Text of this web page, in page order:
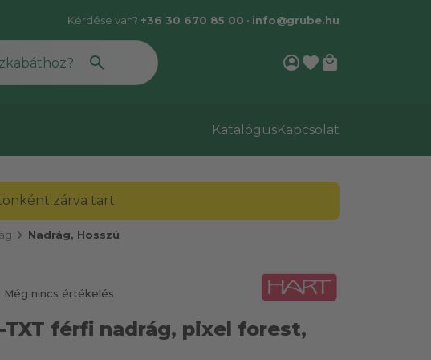
Kérdése van? +36 30 670 85 00 • info@grube.hu
account_circlefavorite local_mall
KatalógusKapcsolat
zárva tart.
chevron_right Nadrág, Hosszú
Még nincs értékelés
férfi nadrág, pixel forest,